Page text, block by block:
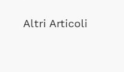
Altri Articoli